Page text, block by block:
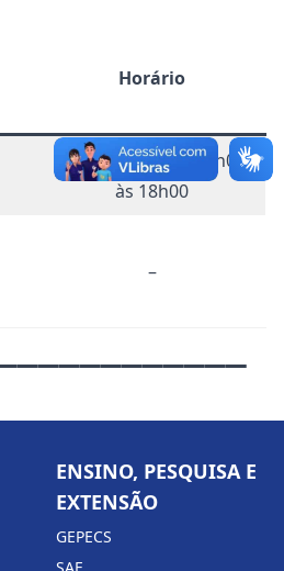
Horário
08h00 às 12h00, 14h00
às 18h00
–
ENSINO, PESQUISA E
EXTENSÃO
GEPECS